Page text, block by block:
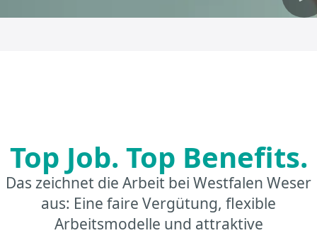
Top Job. Top Benefits.
Das zeichnet die Arbeit bei Westfalen Weser
aus: Eine faire Vergütung, flexible
Arbeitsmodelle und attraktive